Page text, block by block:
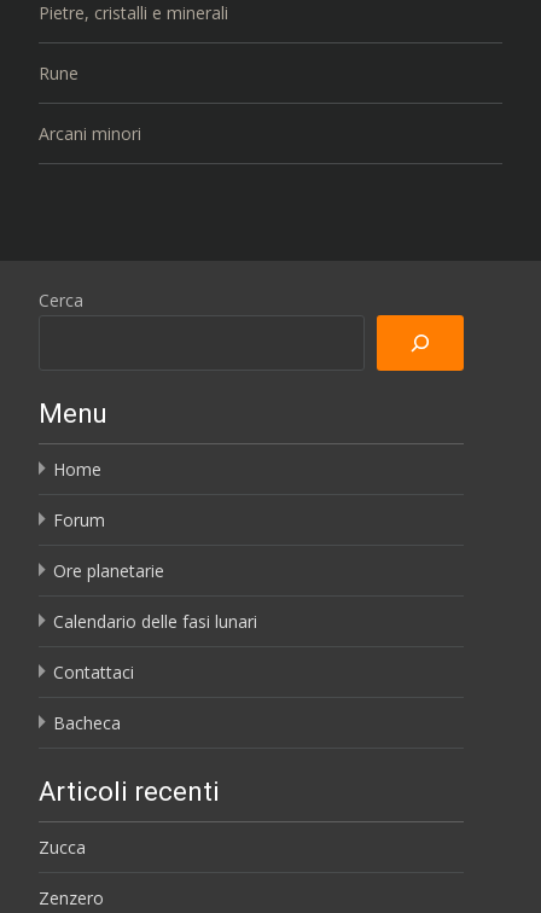
Pietre, cristalli e minerali
Rune
Arcani minori
Cerca
Menu
Home
Forum
Ore planetarie
Calendario delle fasi lunari
Contattaci
Bacheca
Articoli recenti
Zucca
Zenzero